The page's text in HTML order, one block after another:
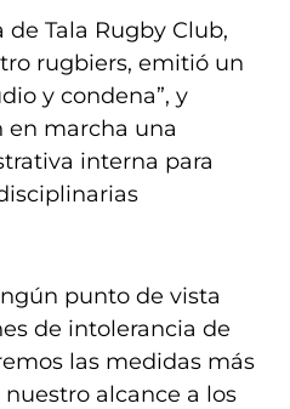
Tala Rugby Club,
rugbiers, emitió un
y condena”, y
en marcha una
interna para
punto de vista
de intolerancia de
las medidas más
alcance a los